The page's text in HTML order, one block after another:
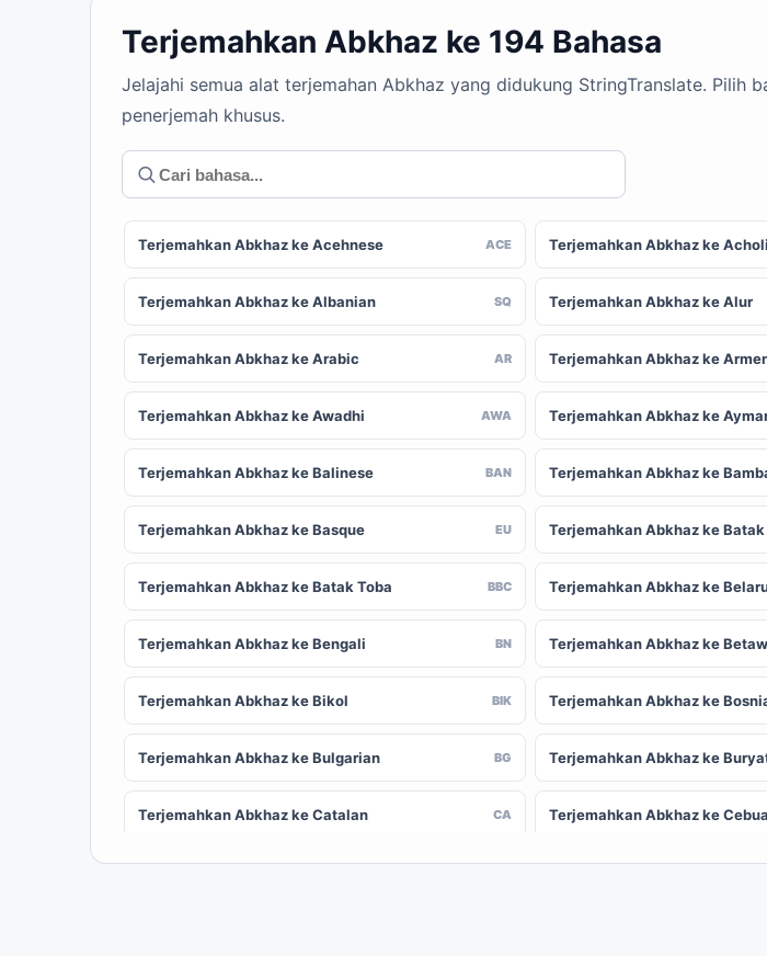
Terjemahkan Abkhaz ke 194 Bahasa
Jelajahi semua alat terjemahan Abkhaz yang didukung StringTranslate. Pilih
penerjemah khusus.
Terjemahkan Abkhaz ke Acehnese ACE Terjemahkan Abkhaz ke Acholi
Terjemahkan Abkhaz ke Albanian SQ Terjemahkan Abkhaz ke Alur
Terjemahkan Abkhaz ke Arabic AR Terjemahkan Abkhaz ke
Terjemahkan Abkhaz ke Awadhi AWA Terjemahkan Abkhaz ke
Terjemahkan Abkhaz ke Balinese BAN Terjemahkan Abkhaz ke
Terjemahkan Abkhaz ke Basque EU Terjemahkan Abkhaz ke Batak
Terjemahkan Abkhaz ke Batak Toba BBC Terjemahkan Abkhaz ke
Terjemahkan Abkhaz ke Bengali BN Terjemahkan Abkhaz ke
Terjemahkan Abkhaz ke Bikol BIK Terjemahkan Abkhaz ke
Terjemahkan Abkhaz ke Bulgarian BG Terjemahkan Abkhaz ke
Terjemahkan Abkhaz ke Catalan CA Terjemahkan Abkhaz ke